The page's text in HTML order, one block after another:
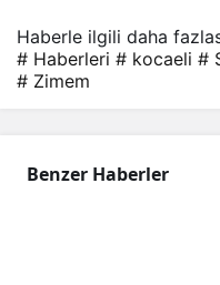
Haberle ilgili daha
# Haberleri # kocaeli #
# Zimem
Benzer Haberler